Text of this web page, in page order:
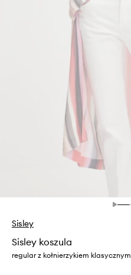
Sisley
Sisley koszula
regular z kołnierzykiem klasycznym